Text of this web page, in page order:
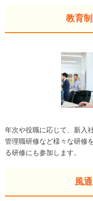
教育
年次や役職に応じて、新入
管理職研修など様々な研修
る研修にも参加します。
風